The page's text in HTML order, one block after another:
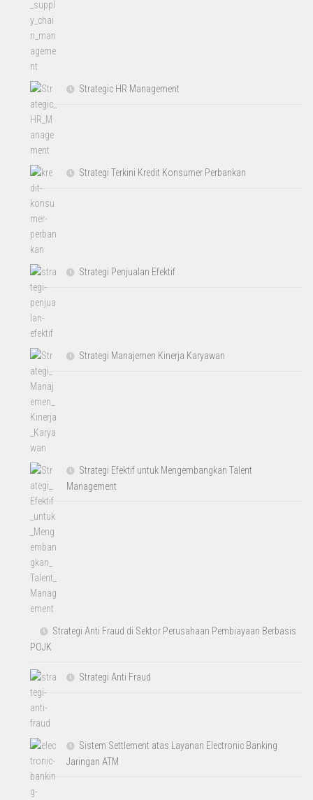
Strategic HR Management
Strategi Terkini Kredit Konsumer Perbankan
Strategi Penjualan Efektif
Strategi Manajemen Kinerja Karyawan
Strategi Efektif untuk Mengembangkan Talent
Management
Strategi Anti Fraud di Sektor Perusahaan Pembiayaan Berbasis
POJK
Strategi Anti Fraud
Sistem Settlement atas Layanan Electronic Banking
Jaringan ATM